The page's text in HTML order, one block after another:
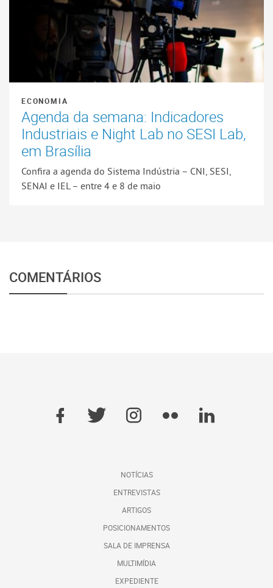
ECONOMIA
Agenda da semana: Indicadores
Industriais e Night Lab no SESI Lab,
em Brasília
Confira a agenda do Sistema Indústria – CNI, SESI,
SENAI e IEL – entre 4 e 8 de maio
COMENTÁRIOS
NOTÍCIAS
ENTREVISTAS
ARTIGOS
POSICIONAMENTOS
SALA DE IMPRENSA
MULTIMÍDIA
EXPEDIENTE